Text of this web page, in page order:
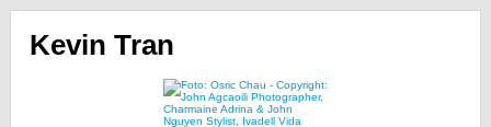
Kevin Tran
KULTUR